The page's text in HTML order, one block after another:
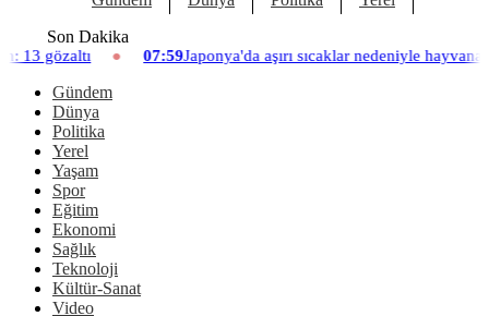
Son Dakika
07:59Japonya'da aşırı sıcaklar nedeniyle hayvanat bahçesinde üç
Gündem
Dünya
Politika
Yerel
Yaşam
Spor
Eğitim
Ekonomi
Sağlık
Teknoloji
Kültür-Sanat
Video